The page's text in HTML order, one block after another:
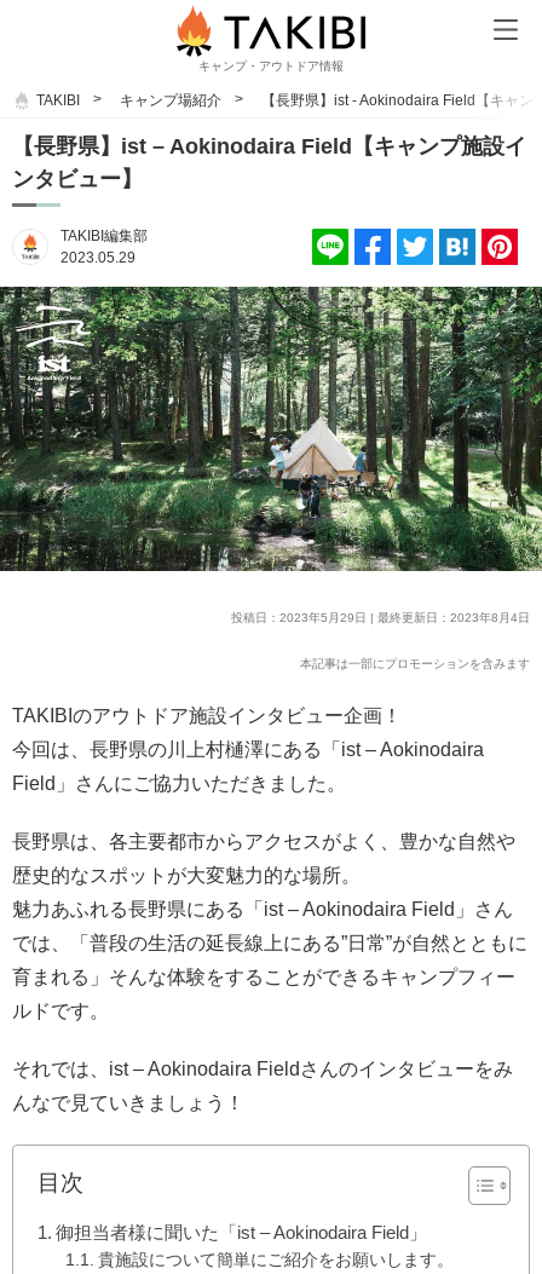
キャンプ・アウトドア情報
TAKIBI キャンプ場紹介 【長野県】ist - Aokinodaira Field【キャン
【長野県】ist – Aokinodaira Field【キャンプ施設イ
ンタビュー】
TAKIBI編集部
2023.05.29
投稿日：2023年5月29日 | 最終更新日：2023年8月4日
本記事は一部にプロモーションを含みます
TAKIBIのアウトドア施設インタビュー企画！
今回は、長野県の川上村樋澤にある「ist – Aokinodaira
Field」さんにご協力いただきました。
長野県は、各主要都市からアクセスがよく、豊かな自然や
歴史的なスポットが大変魅力的な場所。
魅力あふれる長野県にある「ist – Aokinodaira Field」さん
では、「普段の生活の延長線上にある”日常”が自然とともに
育まれる」そんな体験をすることができるキャンプフィー
ルドです。
それでは、ist – Aokinodaira Fieldさんのインタビューをみ
んなで見ていきましょう！
目次
御担当者様に聞いた「ist – Aokinodaira Field」
貴施設について簡単にご紹介をお願いします。